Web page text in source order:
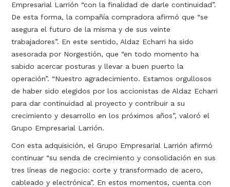
Empresarial Larrión “con la finalidad de darle continuidad”.
De esta forma, la compañía compradora afirmó que “se
asegura el futuro de la misma y de sus veinte
trabajadores”. En este sentido, Aldaz Echarri ha sido
asesorada por Norgestión, que “en todo momento ha
sabido acercar posturas y llevar a buen puerto la
operación”. “Nuestro agradecimiento. Estamos orgullosos
de haber sido elegidos por los accionistas de Aldaz Echarri
para dar continuidad al proyecto y contribuir a su
crecimiento y desarrollo en los próximos años”, valoró el
Grupo Empresarial Larrión.
Con esta adquisición, el Grupo Empresarial Larrión afirmó
continuar “su senda de crecimiento y consolidación en sus
tres líneas de negocio: corte y transformado de acero,
cableado y electrónica”. En estos momentos, cuenta con